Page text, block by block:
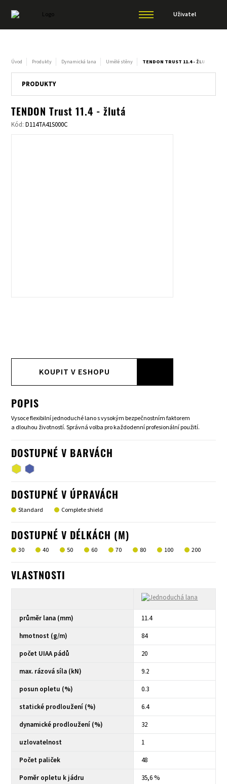
Uživatel
Úvod Produkty Dynamická lana Umělé stěny TENDON TRUST 11.4 - ŽLUTÁ
PRODUKTY
TENDON Trust 11.4 - žlutá
Kód:D114TA41S000C
KOUPIT V ESHOPU
POPIS
Vysoce flexibilní jednoduché lano s vysokým bezpečnostním faktorem
a dlouhou životností. Správná volba pro každodenní profesionální použití.
DOSTUPNÉ V BARVÁCH
DOSTUPNÉ V ÚPRAVÁCH
Standard Complete shield
DOSTUPNÉ V DÉLKÁCH (M)
30 40 50 60 70 80 100 200
VLASTNOSTI
průměr lana (mm)
11.4
hmotnost (g/m)
84
počet UIAA pádů
20
max. rázová síla (kN)
9.2
posun opletu (%)
0.3
statické prodloužení (%)
6.4
dynamické prodloužení (%)
32
uzlovatelnost
1
Počet paliček
48
Poměr opletu k jádru
35,6 %